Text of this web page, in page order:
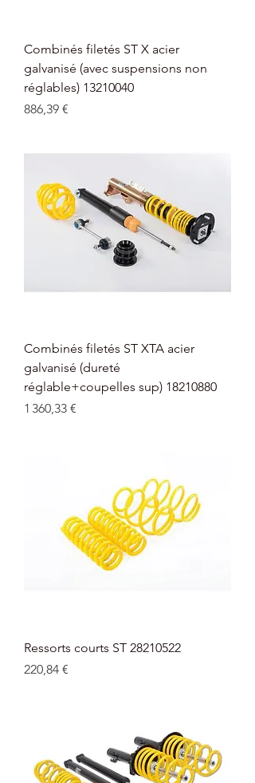
Combinés filetés ST X acier
galvanisé (avec suspensions non
réglables) 13210040
Prix
886,39 €
Combinés filetés ST XTA acier
galvanisé (dureté
réglable+coupelles sup) 18210880
Prix
1 360,33 €
Ressorts courts ST 28210522
Prix
220,84 €